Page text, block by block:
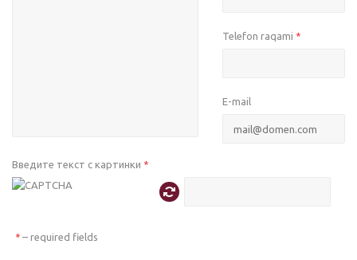
Telefon raqami *
E-mail
Введите текст с картинки *
* – required fields